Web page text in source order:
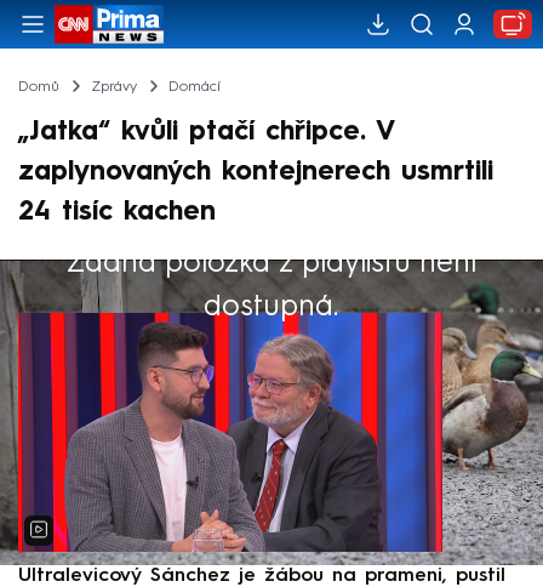
Domů Zprávy Domácí
„Jatka“ kvůli ptačí chřipce. V
zaplynovaných kontejnerech usmrtili
24 tisíc kachen
Žádná položka z playlistu není
dostupná.
Výběr redakce
Ultralevicový Sánchez je žábou na prameni, pustil